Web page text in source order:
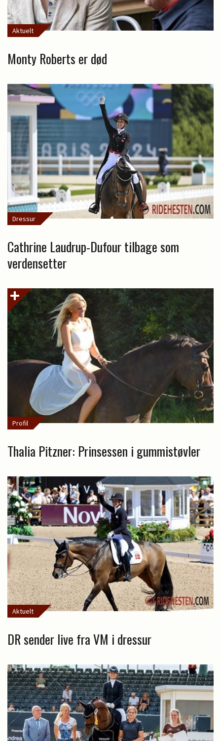
Aktuelt
Monty Roberts er død
Dressur
Cathrine Laudrup-Dufour tilbage som
verdensetter
Profil
Thalia Pitzner: Prinsessen i gummistøvler
Aktuelt
DR sender live fra VM i dressur